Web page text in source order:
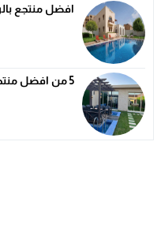
افضل منتجع
5 من افضل منتجعات الرياض الموصى بها